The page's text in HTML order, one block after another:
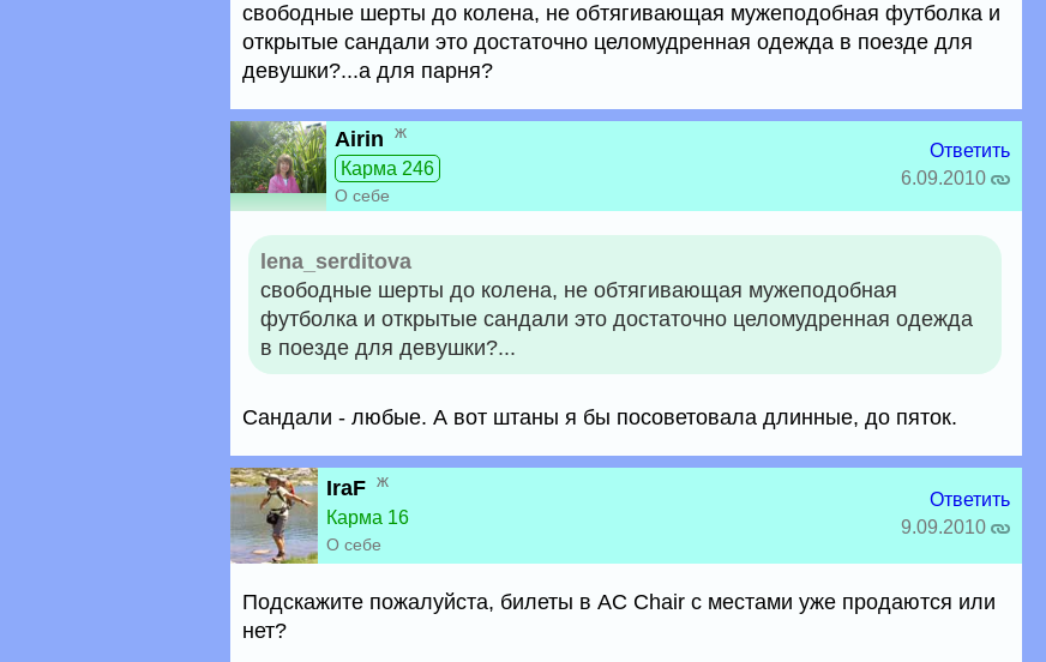
свободные шерты до колена, не обтягивающая мужеподобная футболка и
открытые сандали это достаточно целомудренная одежда в поезде для
девушки?...а для парня?
Airin ж
Карма 246
О себе
Ответить
6.09.2010
lena_serditova
свободные шерты до колена, не обтягивающая мужеподобная
футболка и открытые сандали это достаточно целомудренная одежда
в поезде для девушки?...
Сандали - любые. А вот штаны я бы посоветовала длинные, до пяток.
IraF ж
Карма 16
О себе
Ответить
9.09.2010
Подскажите пожалуйста, билеты в AC Chair с местами уже продаются или
нет?